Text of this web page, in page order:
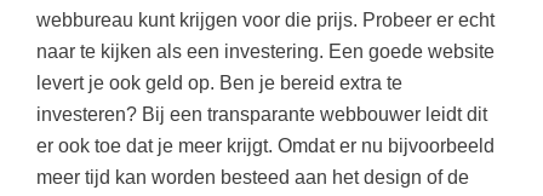
webbureau kunt krijgen voor die prijs. Probeer er echt
naar te kijken als een investering. Een goede website
levert je ook geld op. Ben je bereid extra te
investeren? Bij een transparante webbouwer leidt dit
er ook toe dat je meer krijgt. Omdat er nu bijvoorbeeld
meer tijd kan worden besteed aan het design of de